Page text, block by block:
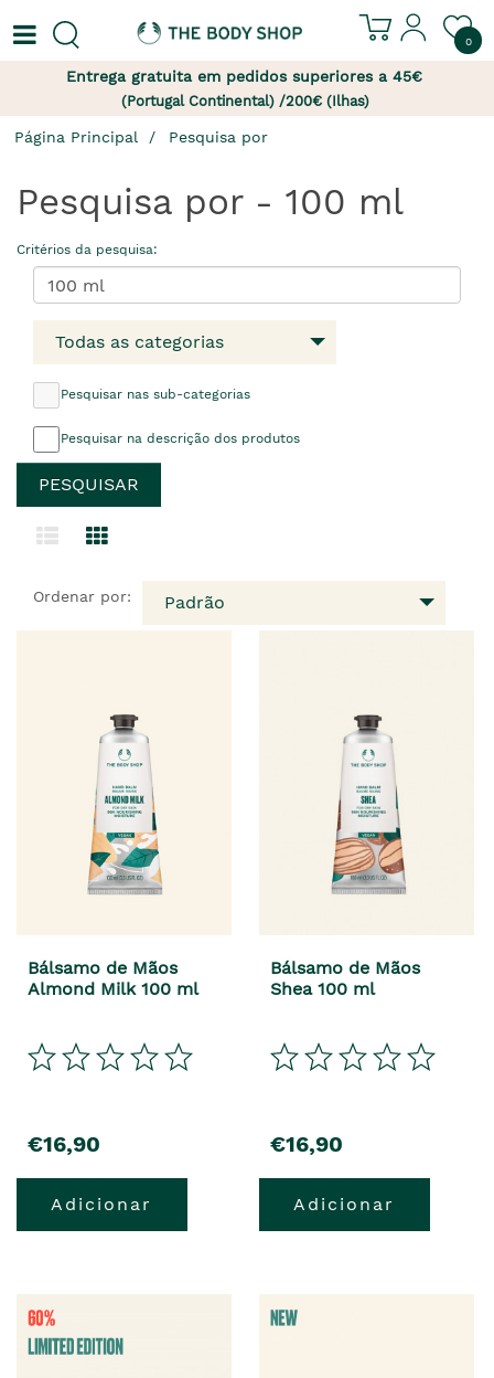
0
Entrega gratuita em pedidos superiores a 45€
(Portugal Continental) /200€ (Ilhas)
Página Principal Pesquisa por
Pesquisa por - 100 ml
Critérios da pesquisa:
Todas as categorias
Pesquisar nas sub-categorias
Pesquisar na descrição dos produtos
Ordenar por: Padrão
Bálsamo de Mãos
Almond Milk 100 ml
€16,90
Adicionar
Bálsamo de Mãos
Shea 100 ml
€16,90
Adicionar